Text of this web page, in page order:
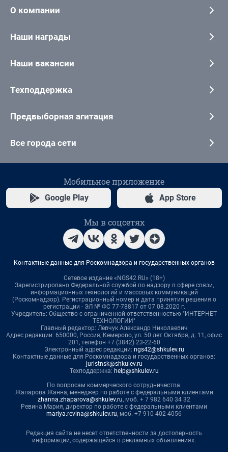
О компании
Наши награды
Наши вакансии
Техподдержка
Предвыборная агитация
Все города сети
Мобильное приложение
Google Play App Store
Мы в соцсетях
Контактные данные для Роскомнадзора и государственных органов
Сетевое издание «NGS42.RU» (18+)
Зарегистрировано Федеральной службой по надзору в сфере связи,
информационных технологий и массовых коммуникаций
(Роскомнадзор). Регистрационный номер и дата принятия решения о
регистрации - ЭЛ № ФС 77-78817 от 07.08.2020 г.
Учредитель: Общество с ограниченной ответственностью "ИНТЕРНЕТ
ТЕХНОЛОГИИ"
Главный редактор: Левчук Александр Николаевич
Адрес редакции: 650000, Россия, Кемерово, ул. 50 лет Октября, д. 11, офис
201, телефон +7 (3842) 23-22-60
Электронный адрес редакции: ngs42@shkulev.ru
Контактные данные для Роскомнадзора и государственных органов:
juristnsk@shkulev.ru
Техподдержка: help@shkulev.ru
По вопросам коммерческого сотрудничества:
Жапарова Жанна, менеджер по работе с федеральными клиентами
zhanna.zhaparova@shkulev.ru, моб. + 7 982 640 34 32
Ревина Мария, директор по работе с федеральными клиентами
mariya.revina@shkulev.ru, моб. +7 910 402 4056
Редакция сайта не несет ответственности за достоверность
информации, содержащейся в рекламных объявлениях.